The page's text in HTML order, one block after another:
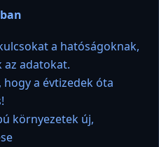
a hatóságoknak,
az adatokat.
a évtizedek óta
környezetek új,